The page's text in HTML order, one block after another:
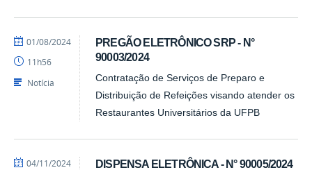
PREGÃO ELETRÔNICO SRP - N°
90003/2024
Contratação de Serviços de Preparo e
Distribuição de Refeições visando atender os
Restaurantes Universitários da UFPB
por
-
PRA
publicado
01/08/2024
11h56
Notícia
DISPENSA ELETRÔNICA - N° 90005/2024
por
publicado
04/11/2024